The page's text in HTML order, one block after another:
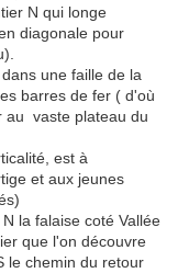
N qui longe
diagonale pour
une faille de la
barres de fer ( d'où
au vaste plateau du
est à
et aux jeunes
la falaise coté Vallée
que l'on découvre
le chemin du retour